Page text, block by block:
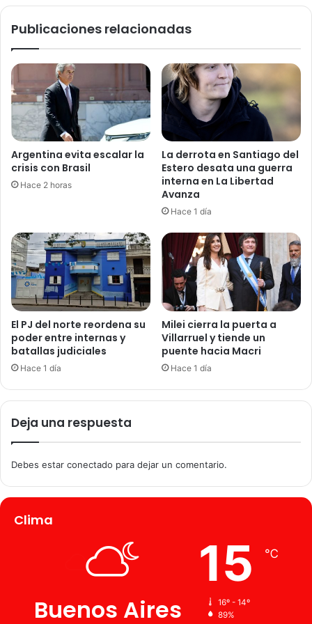
Publicaciones relacionadas
Argentina evita escalar la
crisis con Brasil
Hace 2 horas
La derrota en Santiago del
Estero desata una guerra
interna en La Libertad
Avanza
Hace 1 día
El PJ del norte reordena su
poder entre internas y
batallas judiciales
Hace 1 día
Milei cierra la puerta a
Villarruel y tiende un
puente hacia Macri
Hace 1 día
Deja una respuesta
Debes estar conectado para dejar un comentario.
Clima
Buenos Aires
15 ℃
16º - 14º
89%